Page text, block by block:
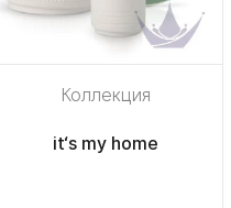
Коллекция
it‘s my home